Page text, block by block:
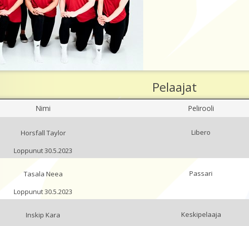
Pelaajat
Nimi Pelirooli
Horsfall Taylor
Loppunut 30.5.2023
Libero
Tasala Neea
Loppunut 30.5.2023
Passari
Inskip Kara
Keskipelaaja